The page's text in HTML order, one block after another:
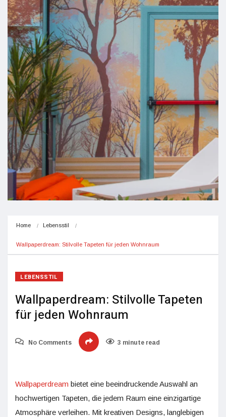
Home Lebensstil
Wallpaperdream: Stilvolle Tapeten für jeden Wohnraum
LEBENSSTIL
Wallpaperdream: Stilvolle Tapeten
für jeden Wohnraum
No Comments 3 minute read
Wallpaperdream bietet eine beeindruckende Auswahl an
hochwertigen Tapeten, die jedem Raum eine einzigartige
Atmosphäre verleihen. Mit kreativen Designs, langlebigen